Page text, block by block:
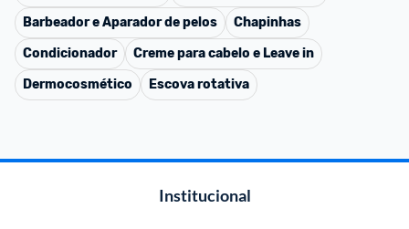
Barbeador e Aparador de pelos
Chapinhas
Condicionador
Creme para cabelo e Leave in
Dermocosmético
Escova rotativa
Institucional